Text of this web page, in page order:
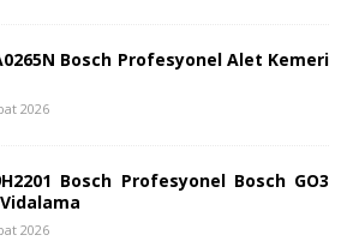
Bosch Profesyonel Alet Kemeri
2026
Bosch Profesyonel Bosch GO3
Vidalama
2026